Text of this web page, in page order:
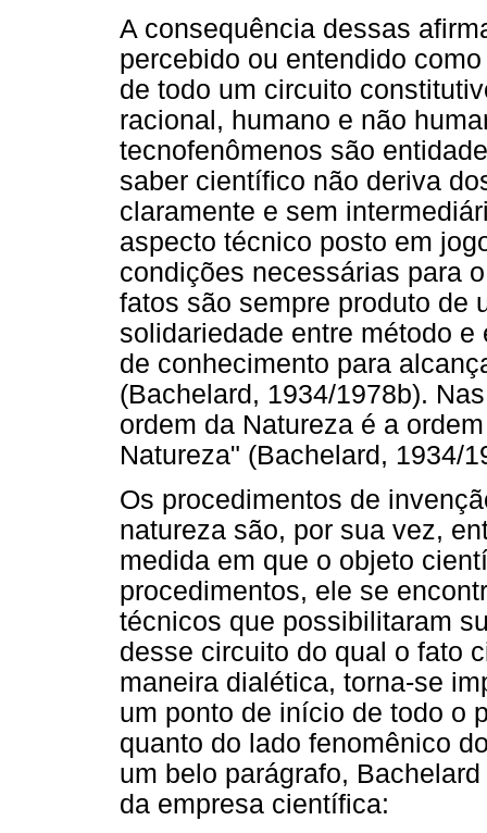
A consequência dessas
percebido ou entendido
de todo um circuito
racional, humano e não
tecnofenômenos são
saber científico não deriva
claramente e sem
aspecto técnico posto em
condições necessárias para
fatos são sempre produto de
solidariedade entre método
de conhecimento para
(Bachelard, 1934/1978b).
ordem da Natureza é a
Natureza" (Bachelard, 1934/
Os procedimentos de
natureza são, por sua vez,
medida em que o objeto
procedimentos, ele se
técnicos que possibilitaram
desse circuito do qual o fato
maneira dialética, torna-se
um ponto de início de todo o
quanto do lado fenomênico
um belo parágrafo,
da empresa científica: